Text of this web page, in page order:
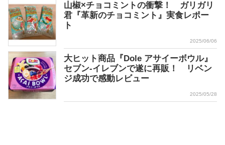
山椒×チョコミントの衝撃！ ガリガリ
君『革新のチョコミント』実食レポー
ト
2025/06/06
大ヒット商品『Dole アサイーボウル』
セブン-イレブンで遂に再販！ リベン
ジ成功で感動レビュー
2025/05/28